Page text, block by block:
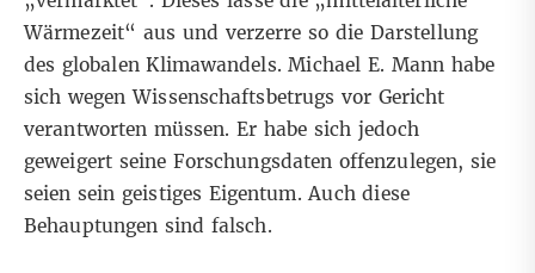
Wärmezeit“ aus und verzerre so die Darstellung
des globalen Klimawandels. Michael E. Mann habe
sich wegen Wissenschaftsbetrugs vor Gericht
verantworten müssen. Er habe sich jedoch
geweigert seine Forschungsdaten offenzulegen, sie
seien sein geistiges Eigentum. Auch diese
Behauptungen sind falsch.